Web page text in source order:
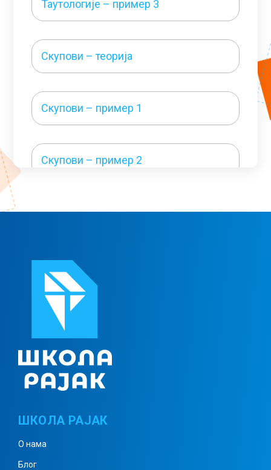
Таутологије – пример 3
Скупови – теорија
Скупови – пример 1
Скупови – пример 2
Функције – теорија и пример 1
Функције – пример 2
Функције – пример 3
Реални бројеви 1
Реални бројеви 2
ШКОЛА РАЈАК
О нама
Блог